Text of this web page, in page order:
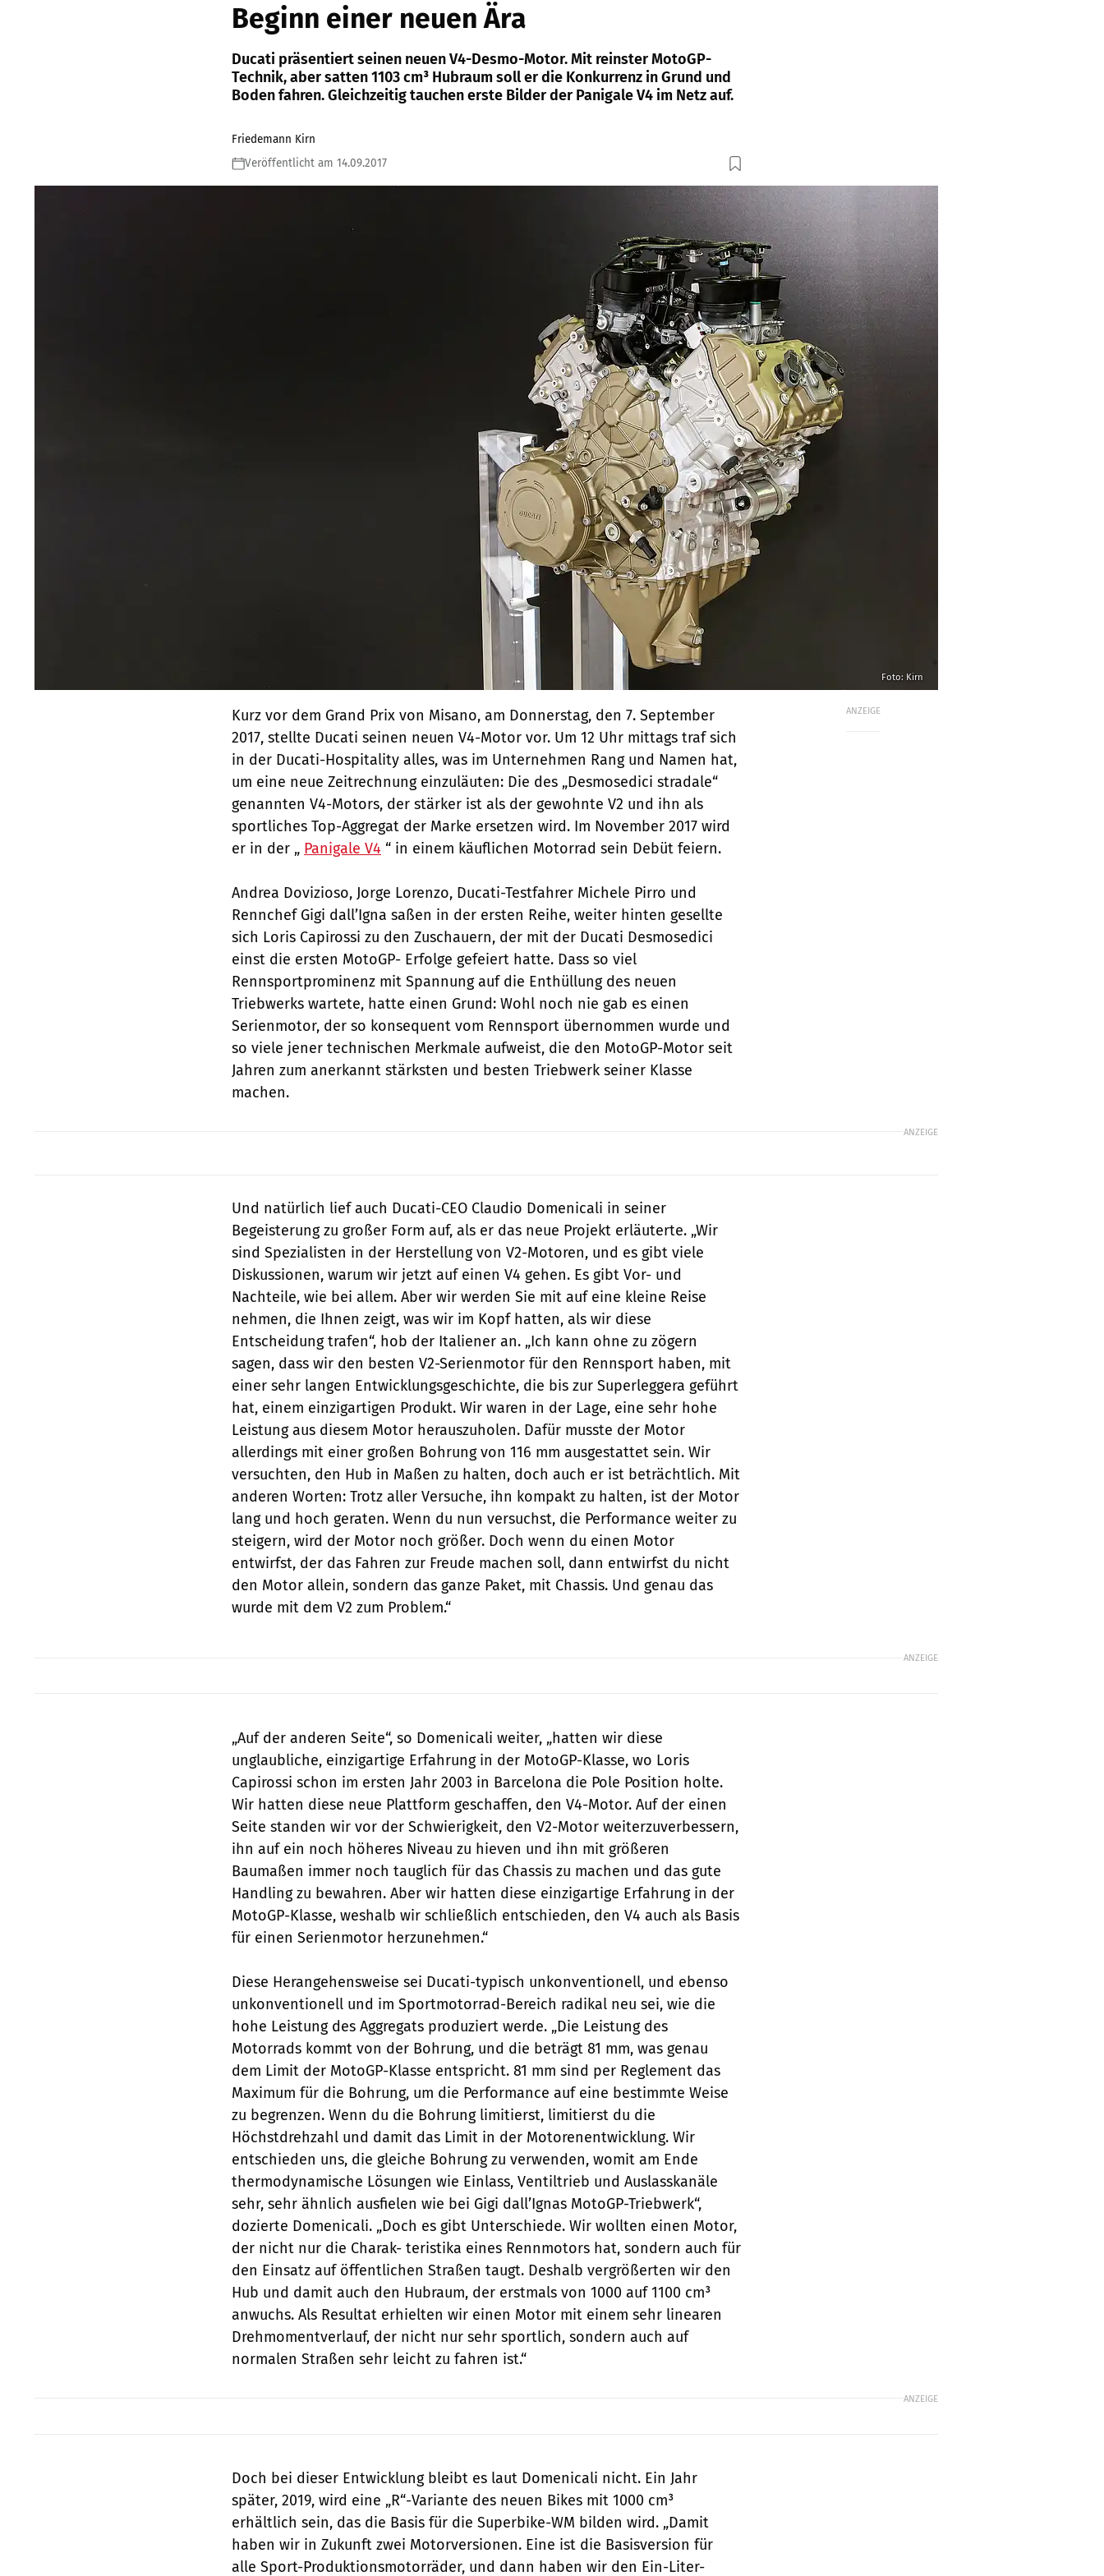
Beginn einer neuen Ära
Ducati präsentiert seinen neuen V4-Desmo-Motor. Mit reinster MotoGP-
Technik, aber satten 1103 cm³ Hubraum soll er die Konkurrenz in Grund und
Boden fahren. Gleichzeitig tauchen erste Bilder der Panigale V4 im Netz auf.
Friedemann Kirn
Veröffentlicht am 14.09.2017
Foto: Kirn
ANZEIGE
Kurz vor dem Grand Prix von Misano, am Donnerstag, den 7. September
2017, stellte Ducati seinen neuen V4-Motor vor. Um 12 Uhr mittags traf sich
in der Ducati-Hospitality alles, was im Unternehmen Rang und Namen hat,
um eine neue Zeitrechnung einzuläuten: Die des „Desmosedici stradale“
genannten V4-Motors, der stärker ist als der gewohnte V2 und ihn als
sportliches Top-Aggregat der Marke ersetzen wird. Im November 2017 wird
er in der „ Panigale V4 “ in einem käuflichen Motorrad sein Debüt feiern.
Andrea Dovizioso, Jorge Lorenzo, Ducati-Testfahrer Michele Pirro und
Rennchef Gigi dall’Igna saßen in der ersten Reihe, weiter hinten gesellte
sich Loris Capirossi zu den Zuschauern, der mit der Ducati Desmosedici
einst die ersten MotoGP- Erfolge gefeiert hatte. Dass so viel
Rennsportprominenz mit Spannung auf die Enthüllung des neuen
Triebwerks wartete, hatte einen Grund: Wohl noch nie gab es einen
Serienmotor, der so konsequent vom Rennsport übernommen wurde und
so viele jener technischen Merkmale aufweist, die den MotoGP-Motor seit
Jahren zum anerkannt stärksten und besten Triebwerk seiner Klasse
machen.
ANZEIGE
Und natürlich lief auch Ducati-CEO Claudio Domenicali in seiner
Begeisterung zu großer Form auf, als er das neue Projekt erläuterte. „Wir
sind Spezialisten in der Herstellung von V2-Motoren, und es gibt viele
Diskussionen, warum wir jetzt auf einen V4 gehen. Es gibt Vor- und
Nachteile, wie bei allem. Aber wir werden Sie mit auf eine kleine Reise
nehmen, die Ihnen zeigt, was wir im Kopf hatten, als wir diese
Entscheidung trafen“, hob der Italiener an. „Ich kann ohne zu zögern
sagen, dass wir den besten V2-Serienmotor für den Rennsport haben, mit
einer sehr langen Entwicklungsgeschichte, die bis zur Superleggera geführt
hat, einem einzigartigen Produkt. Wir waren in der Lage, eine sehr hohe
Leistung aus diesem Motor herauszuholen. Dafür musste der Motor
allerdings mit einer großen Bohrung von 116 mm ausgestattet sein. Wir
versuchten, den Hub in Maßen zu halten, doch auch er ist beträchtlich. Mit
anderen Worten: Trotz aller Versuche, ihn kompakt zu halten, ist der Motor
lang und hoch geraten. Wenn du nun versuchst, die Performance weiter zu
steigern, wird der Motor noch größer. Doch wenn du einen Motor
entwirfst, der das Fahren zur Freude machen soll, dann entwirfst du nicht
den Motor allein, sondern das ganze Paket, mit Chassis. Und genau das
wurde mit dem V2 zum Problem.“
ANZEIGE
„Auf der anderen Seite“, so Domenicali weiter, „hatten wir diese
unglaubliche, einzigartige Erfahrung in der MotoGP-Klasse, wo Loris
Capirossi schon im ersten Jahr 2003 in Barcelona die Pole Position holte.
Wir hatten diese neue Plattform geschaffen, den V4-Motor. Auf der einen
Seite standen wir vor der Schwierigkeit, den V2-Motor weiterzuverbessern,
ihn auf ein noch höheres Niveau zu hieven und ihn mit größeren
Baumaßen immer noch tauglich für das Chassis zu machen und das gute
Handling zu bewahren. Aber wir hatten diese einzigartige Erfahrung in der
MotoGP-Klasse, weshalb wir schließlich entschieden, den V4 auch als Basis
für einen Serienmotor herzunehmen.“
Diese Herangehensweise sei Ducati-typisch unkonventionell, und ebenso
unkonventionell und im Sportmotorrad-Bereich radikal neu sei, wie die
hohe Leistung des Aggregats produziert werde. „Die Leistung des
Motorrads kommt von der Bohrung, und die beträgt 81 mm, was genau
dem Limit der MotoGP-Klasse entspricht. 81 mm sind per Reglement das
Maximum für die Bohrung, um die Performance auf eine bestimmte Weise
zu begrenzen. Wenn du die Bohrung limitierst, limitierst du die
Höchstdrehzahl und damit das Limit in der Motorenentwicklung. Wir
entschieden uns, die gleiche Bohrung zu verwenden, womit am Ende
thermodynamische Lösungen wie Einlass, Ventiltrieb und Auslasskanäle
sehr, sehr ähnlich ausfielen wie bei Gigi dall’Ignas MotoGP-Triebwerk“,
dozierte Domenicali. „Doch es gibt Unterschiede. Wir wollten einen Motor,
der nicht nur die Charak- teristika eines Rennmotors hat, sondern auch für
den Einsatz auf öffentlichen Straßen taugt. Deshalb vergrößerten wir den
Hub und damit auch den Hubraum, der erstmals von 1000 auf 1100 cm³
anwuchs. Als Resultat erhielten wir einen Motor mit einem sehr linearen
Drehmomentverlauf, der nicht nur sehr sportlich, sondern auch auf
normalen Straßen sehr leicht zu fahren ist.“
ANZEIGE
Doch bei dieser Entwicklung bleibt es laut Domenicali nicht. Ein Jahr
später, 2019, wird eine „R“-Variante des neuen Bikes mit 1000 cm³
erhältlich sein, das die Basis für die Superbike-WM bilden wird. „Damit
haben wir in Zukunft zwei Motorversionen. Eine ist die Basisversion für
alle Sport-Produktionsmotorräder, und dann haben wir den Ein-Liter-